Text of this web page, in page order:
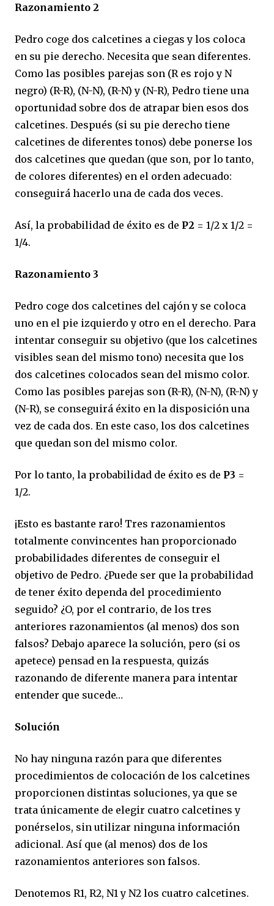
Razonamiento 2
Pedro coge dos calcetines a ciegas y los coloca
en su pie derecho. Necesita que sean diferentes.
Como las posibles parejas son (R es rojo y N
negro) (R-R), (N-N), (R-N) y (N-R), Pedro tiene una
oportunidad sobre dos de atrapar bien esos dos
calcetines. Después (si su pie derecho tiene
calcetines de diferentes tonos) debe ponerse los
dos calcetines que quedan (que son, por lo tanto,
de colores diferentes) en el orden adecuado:
conseguirá hacerlo una de cada dos veces.
Así, la probabilidad de éxito es de P2 = 1/2 x 1/2 =
1/4.
Razonamiento 3
Pedro coge dos calcetines del cajón y se coloca
uno en el pie izquierdo y otro en el derecho. Para
intentar conseguir su objetivo (que los calcetines
visibles sean del mismo tono) necesita que los
dos calcetines colocados sean del mismo color.
Como las posibles parejas son (R-R), (N-N), (R-N) y
(N-R), se conseguirá éxito en la disposición una
vez de cada dos. En este caso, los dos calcetines
que quedan son del mismo color.
Por lo tanto, la probabilidad de éxito es de P3 =
1/2.
¡Esto es bastante raro! Tres razonamientos
totalmente convincentes han proporcionado
probabilidades diferentes de conseguir el
objetivo de Pedro. ¿Puede ser que la probabilidad
de tener éxito dependa del procedimiento
seguido? ¿O, por el contrario, de los tres
anteriores razonamientos (al menos) dos son
falsos? Debajo aparece la solución, pero (si os
apetece) pensad en la respuesta, quizás
razonando de diferente manera para intentar
entender que sucede…
Solución
No hay ninguna razón para que diferentes
procedimientos de colocación de los calcetines
proporcionen distintas soluciones, ya que se
trata únicamente de elegir cuatro calcetines y
ponérselos, sin utilizar ninguna información
adicional. Así que (al menos) dos de los
razonamientos anteriores son falsos.
Denotemos R1, R2, N1 y N2 los cuatro calcetines.